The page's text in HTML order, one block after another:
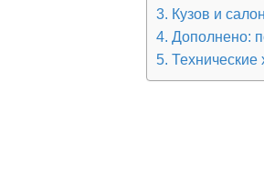
Кузов и
Дополнено:
Технические